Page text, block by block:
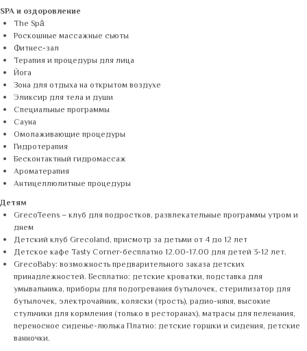
SPA и оздоровление
The Spā
Роскошные массажные сьюты
Фитнес-зал
Терапия и процедуры для лица
Йога
Зона для отдыха на открытом воздухе
Эликсир для тела и души
Специальные программы
Саунa
Омолаживающие процедуры
Гидротерапия
Бесконтактный гидромассаж
Ароматерапия
Антицеллюлитные процедуры
Детям
GrecoTeens – клуб для подростков, развлекательные программы утром и
днем
Детский клуб Grecoland, присмотр за детьми от 4 до 12 лет
Детское кафе Tasty Corner-бесплатно 12.00-17.00 для детей 3-12 лет.
GrecoBaby: возможность предварительного заказа детских
принадлежностей. Бесплатно: детские кроватки, подставка для
умывальника, приборы для подогревания бутылочек, стерилизатор для
бутылочек, электрочайник, коляски (трость), радио-няня, высокие
стульчики для кормления (только в ресторанах), матрасы для пеленания,
переносное сиденье-люлька Платно: детские горшки и сидения, детские
ванночки.